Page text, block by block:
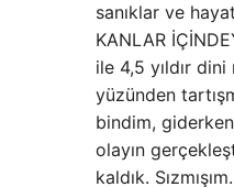
sanıklar ve
KANLAR
ile 4,5 yıldır
yüzünden
bindim,
olayın
kaldık.